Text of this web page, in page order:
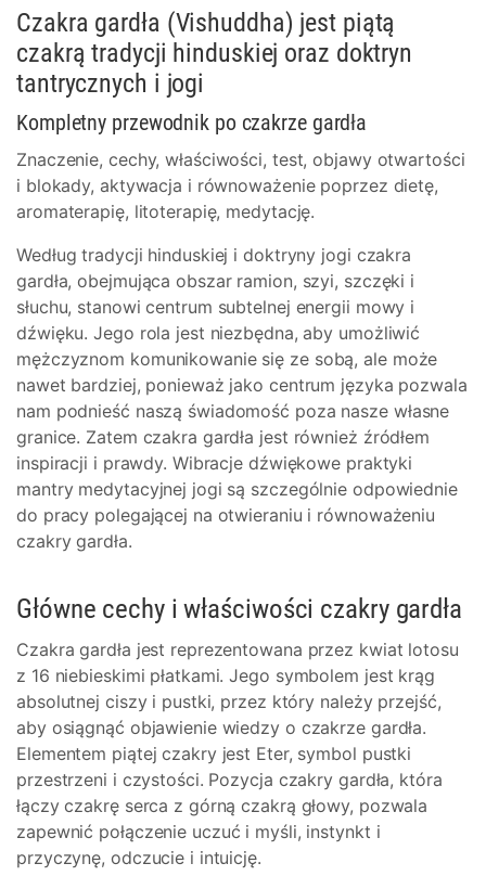
Czakra gardła (Vishuddha) jest piątą
czakrą tradycji hinduskiej oraz doktryn
tantrycznych i jogi
Kompletny przewodnik po czakrze gardła
Znaczenie, cechy, właściwości, test, objawy otwartości
i blokady, aktywacja i równoważenie poprzez dietę,
aromaterapię, litoterapię, medytację.
Według tradycji hinduskiej i doktryny jogi czakra
gardła, obejmująca obszar ramion, szyi, szczęki i
słuchu, stanowi centrum subtelnej energii mowy i
dźwięku. Jego rola jest niezbędna, aby umożliwić
mężczyznom komunikowanie się ze sobą, ale może
nawet bardziej, ponieważ jako centrum języka pozwala
nam podnieść naszą świadomość poza nasze własne
granice. Zatem czakra gardła jest również źródłem
inspiracji i prawdy. Wibracje dźwiękowe praktyki
mantry medytacyjnej jogi są szczególnie odpowiednie
do pracy polegającej na otwieraniu i równoważeniu
czakry gardła.
Główne cechy i właściwości czakry gardła
Czakra gardła jest reprezentowana przez kwiat lotosu
z 16 niebieskimi płatkami. Jego symbolem jest krąg
absolutnej ciszy i pustki, przez który należy przejść,
aby osiągnąć objawienie wiedzy o czakrze gardła.
Elementem piątej czakry jest Eter, symbol pustki
przestrzeni i czystości. Pozycja czakry gardła, która
łączy czakrę serca z górną czakrą głowy, pozwala
zapewnić połączenie uczuć i myśli, instynkt i
przyczynę, odczucie i intuicję.